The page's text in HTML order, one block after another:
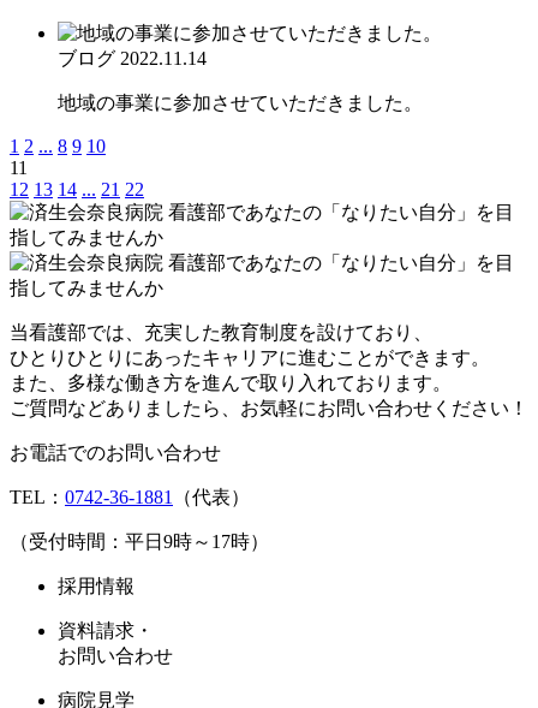
ブログ 2022.11.14
地域の事業に参加させていただきました。
1 2 ... 8 9 10
11
12 13 14 ... 21 22
当看護部では、充実した教育制度を設けており、
ひとりひとりにあったキャリアに進むことができます。
また、多様な働き方を進んで取り入れております。
ご質問などありましたら、お気軽にお問い合わせください！
お電話でのお問い合わせ
TEL： 0742-36-1881 （代表）
（受付時間：平日9時～17時）
採用情報
資料請求・
お問い合わせ
病院見学